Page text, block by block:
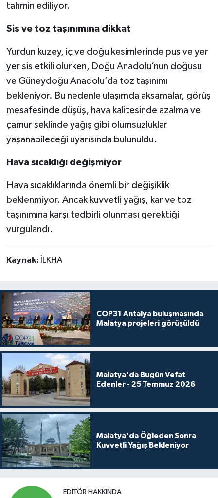
tahmin ediliyor.
Sis ve toz taşınımına dikkat
Yurdun kuzey, iç ve doğu kesimlerinde pus ve yer
yer sis etkili olurken, Doğu Anadolu’nun doğusu
ve Güneydoğu Anadolu’da toz taşınımı
bekleniyor. Bu nedenle ulaşımda aksamalar, görüş
mesafesinde düşüş, hava kalitesinde azalma ve
çamur şeklinde yağış gibi olumsuzluklar
yaşanabileceği uyarısında bulunuldu.
Hava sıcaklığı değişmiyor
Hava sıcaklıklarında önemli bir değişiklik
beklenmiyor. Ancak kuvvetli yağış, kar ve toz
taşınımına karşı tedbirli olunması gerektiği
vurgulandı.
Kaynak: İLKHA
COP31 Antalya buluşmasında
Malatya projeleri görüşüldü
Malatya'da Bugün Vefat
Edenler - 25 Temmuz 2026
Malatya'da Öğleden Sonra
Kuvvetli Yağış Bekleniyor
EDITÖR HAKKINDA